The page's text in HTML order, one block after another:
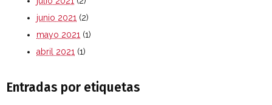
junio 2021 (2)
mayo 2021 (1)
abril 2021 (1)
Entradas por etiquetas